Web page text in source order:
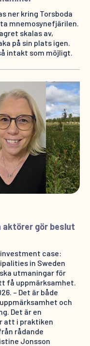
ner kring Torsboda
mnemosynefjärilen.
skalas av,
på sin plats igen.
intakt som möjligt.
aktörer gör beslut
investment case:
in Sweden
utmaningar för
få uppmärksamhet.
– Det är både
och
Det är en
att i praktiken
rådande
Jonsson